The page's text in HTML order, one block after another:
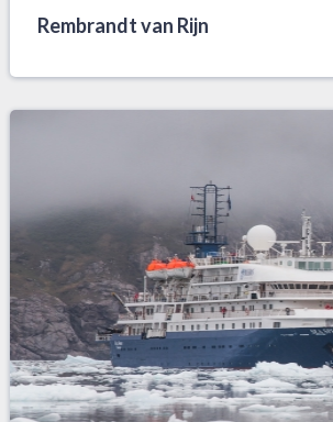
Rembrandt van Rijn